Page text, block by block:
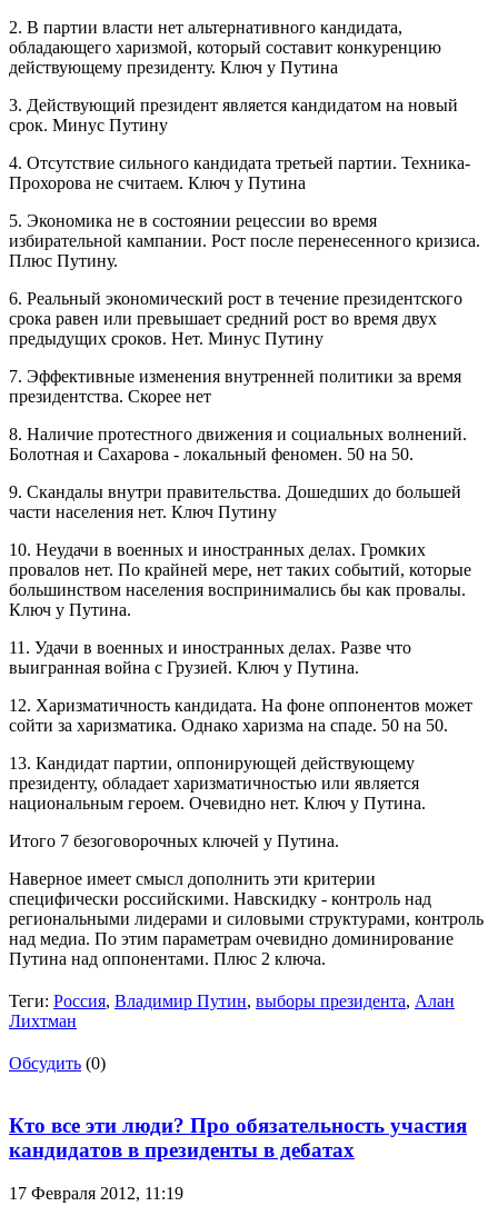
2. В партии власти нет альтернативного кандидата,
обладающего харизмой, который составит конкуренцию
действующему президенту. Ключ у Путина
3. Действующий президент является кандидатом на новый
срок. Минус Путину
4. Отсутствие сильного кандидата третьей партии. Техника-
Прохорова не считаем. Ключ у Путина
5. Экономика не в состоянии рецессии во время
избирательной кампании. Рост после перенесенного кризиса.
Плюс Путину.
6. Реальный экономический рост в течение президентского
срока равен или превышает средний рост во время двух
предыдущих сроков. Нет. Минус Путину
7. Эффективные изменения внутренней политики за время
президентства. Скорее нет
8. Наличие протестного движения и социальных волнений.
Болотная и Сахарова - локальный феномен. 50 на 50.
9. Скандалы внутри правительства. Дошедших до большей
части населения нет. Ключ Путину
10. Неудачи в военных и иностранных делах. Громких
провалов нет. По крайней мере, нет таких событий, которые
большинством населения воспринимались бы как провалы.
Ключ у Путина.
11. Удачи в военных и иностранных делах. Разве что
выигранная война с Грузией. Ключ у Путина.
12. Харизматичность кандидата. На фоне оппонентов может
сойти за харизматика. Однако харизма на спаде. 50 на 50.
13. Кандидат партии, оппонирующей действующему
президенту, обладает харизматичностью или является
национальным героем. Очевидно нет. Ключ у Путина.
Итого 7 безоговорочных ключей у Путина.
Наверное имеет смысл дополнить эти критерии
специфически российскими. Навскидку - контроль над
региональными лидерами и силовыми структурами, контроль
над медиа. По этим параметрам очевидно доминирование
Путина над оппонентами. Плюс 2 ключа.
Теги: Россия, Владимир Путин, выборы президента, Алан
Лихтман
Обсудить (0)
Кто все эти люди? Про обязательность участия
кандидатов в президенты в дебатах
17 Февраля 2012, 11:19